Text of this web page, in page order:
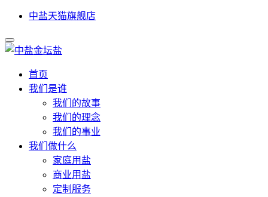
中盐天猫旗舰店
首页
我们是谁
我们的故事
我们的理念
我们的事业
我们做什么
家庭用盐
商业用盐
定制服务